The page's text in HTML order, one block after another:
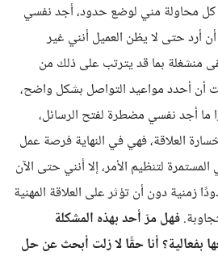
كل محاولة مني لوضع حدود، أجد نفسي
أرد حتى لا يظن العميل أنني غير
منشغلة بما قد يترتب على ذلك من
أن أحدد مواعيد التواصل بشكل واضح،
ما أجد نفسي مضطرة لفتح الرسائل،
العلاقة، فهي في النهاية فرصة عمل
لتنظيم الأمر، إلا أنني حتى الآن
زمنية دون أن تؤثر على العلاقة المهنية
فهل مرّ أحد بهذه المشكلة
بفعالية؟ أنا حقًا لا زلت أبحث عن حل